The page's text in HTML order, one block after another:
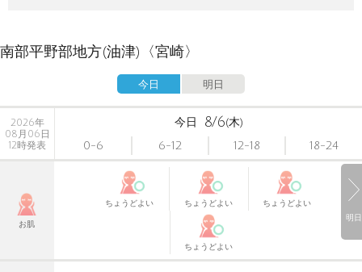
南部平野部地方(油津)〈宮崎〉
今日 明日
明日
2026年
08月06日
12時発表
今日 8/6(木)
0-6
6-12 12-18 18-24
お肌
ちょうどよい ちょうどよい ちょうどよい
ちょうどよい